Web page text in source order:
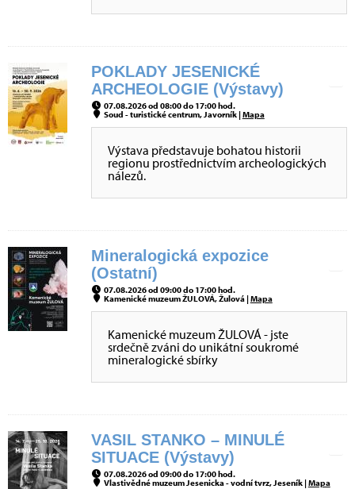
POKLADY JESENICKÉ
ARCHEOLOGIE (Výstavy)
07.08.2026 od 08:00 do 17:00 hod.
Soud - turistické centrum, Javorník |Mapa
Výstava představuje bohatou historii
regionu prostřednictvím archeologických
nálezů.
Mineralogická expozice
(Ostatní)
07.08.2026 od 09:00 do 17:00 hod.
Kamenické muzeum ŽULOVÁ, Žulová |Mapa
Kamenické muzeum ŽULOVÁ - jste
srdečně zváni do unikátní soukromé
mineralogické sbírky
VASIL STANKO – MINULÉ
SITUACE (Výstavy)
07.08.2026 od 09:00 do 17:00 hod.
Vlastivědné muzeum Jesenicka - vodní tvrz, Jeseník |Mapa